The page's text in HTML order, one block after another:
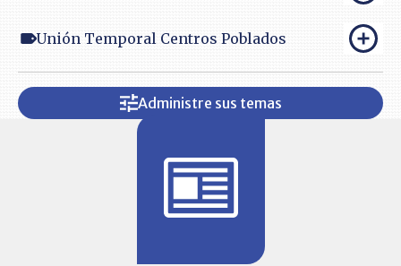
Unión Temporal Centros Poblados
Administre sus temas